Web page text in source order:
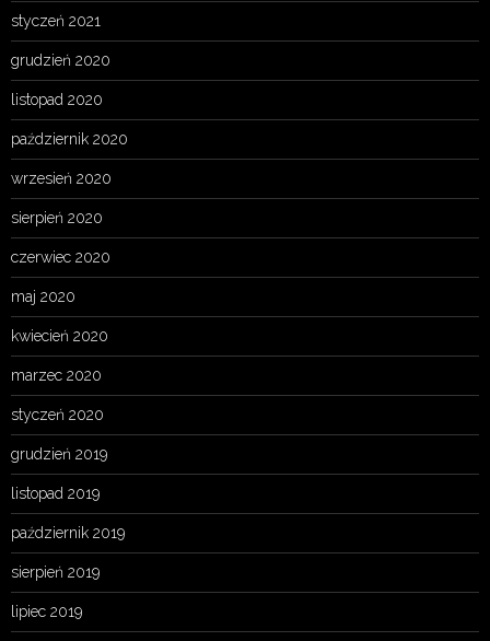
styczeń 2021
grudzień 2020
listopad 2020
październik 2020
wrzesień 2020
sierpień 2020
czerwiec 2020
maj 2020
kwiecień 2020
marzec 2020
styczeń 2020
grudzień 2019
listopad 2019
październik 2019
sierpień 2019
lipiec 2019